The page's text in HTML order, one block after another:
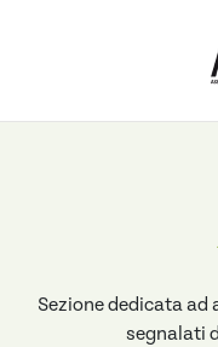
Sezione dedicata
segnalati